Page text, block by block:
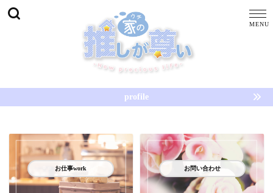
profile
お仕事work お問い合わせ